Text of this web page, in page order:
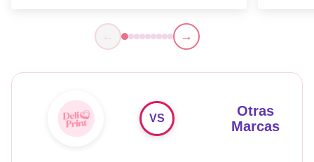
← →
Otras
Marcas
VS